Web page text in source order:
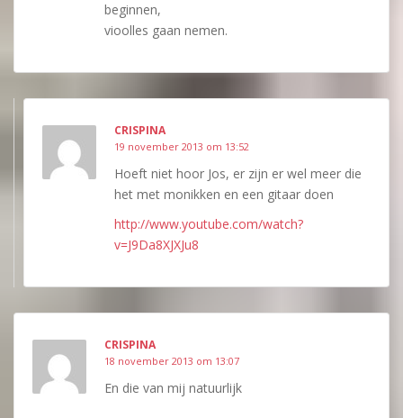
beginnen,
vioolles gaan nemen.
CRISPINA
19 november 2013 om 13:52
Hoeft niet hoor Jos, er zijn er wel meer die
het met monikken en een gitaar doen
http://www.youtube.com/watch?
v=J9Da8XJXJu8
CRISPINA
18 november 2013 om 13:07
En die van mij natuurlijk